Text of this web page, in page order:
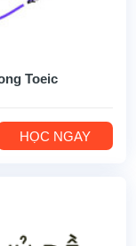
Toeic
HỌC NGAY